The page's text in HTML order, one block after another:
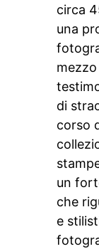
circa
una
di
corso
un
che
e